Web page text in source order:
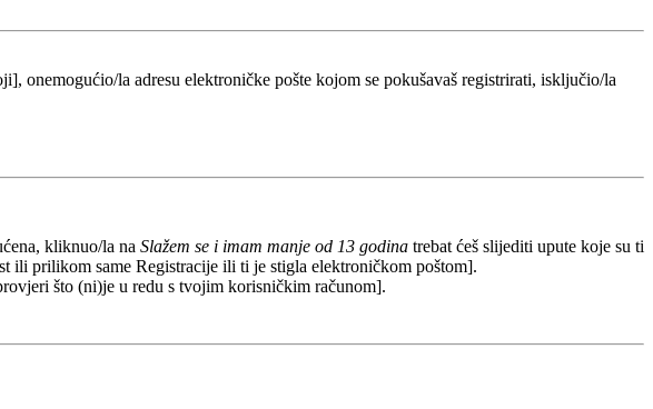
onemogućio/la adresu elektroničke pošte kojom se pokušavaš registrirati, isključio/la
kliknuo/la na Slažem se i imam manje od 13 godina trebat ćeš slijediti upute koje su ti
ili prilikom same Registracije ili ti je stigla elektroničkom poštom].
što (ni)je u redu s tvojim korisničkim računom].